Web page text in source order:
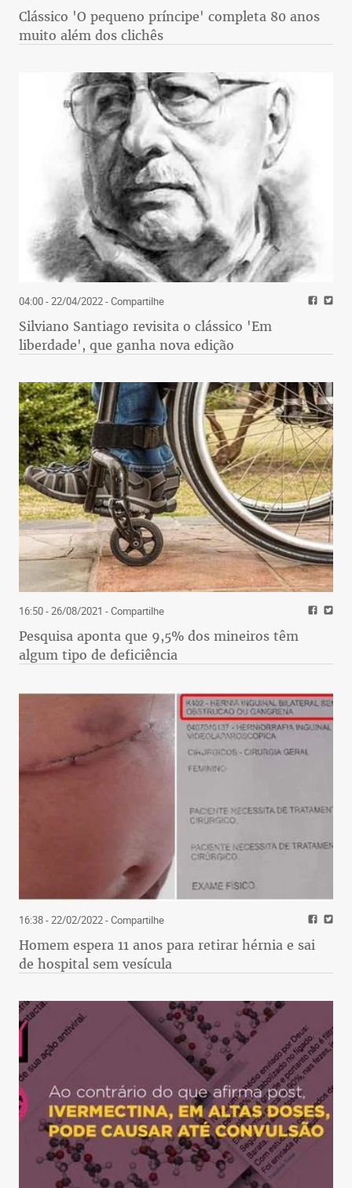
Clássico 'O pequeno príncipe' completa 80 anos
muito além dos clichês
04:00 - 22/04/2022- Compartilhe
Silviano Santiago revisita o clássico 'Em
liberdade', que ganha nova edição
16:50 - 26/08/2021 - Compartilhe
Pesquisa aponta que 9,5% dos mineiros têm
algum tipo de deficiência
16:38 - 22/02/2022- Compartilhe
Homem espera 11 anos para retirar hérnia e sai
de hospital sem vesícula